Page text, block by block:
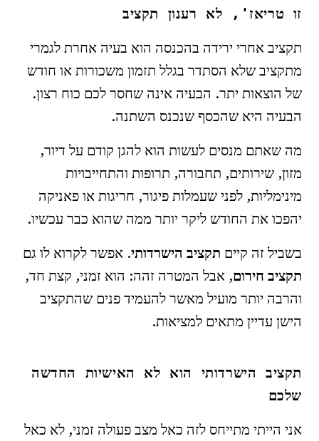
זו טריאז', לא רענון תקציב
תקציב אחרי ירידה בהכנסה הוא בעיה אחרת לגמרי
מתקציב שלא הסתדר בגלל תזמון משכורות או חודש
של הוצאות יתר. הבעיה אינה שחסר לכם כוח רצון.
הבעיה היא שהכסף שנכנס השתנה.
מה שאתם מנסים לעשות הוא להגן קודם על דיור,
מזון, שירותים, תחבורה, תרופות והתחייבויות
מינימליות, לפני שעמלות פיגור, חריגות או פאניקה
יהפכו את החודש ליקר יותר ממה שהוא כבר עכשיו.
בשביל זה קיים תקציב הישרדותי. אפשר לקרוא לו גם
תקציב חירום, אבל המטרה זהה: הוא זמני, קצת חד,
והרבה יותר מועיל מאשר להעמיד פנים שהתקציב
הישן עדיין מתאים למציאות.
תקציב הישרדותי הוא לא האישיות החדשה
שלכם
אני הייתי מתייחס לזה כאל מצב פעולה זמני, לא כאל